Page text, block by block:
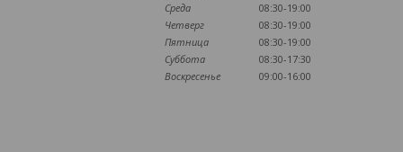
Среда
08:30-19:00
Четверг
08:30-19:00
Пятница
08:30-19:00
Суббота
08:30-17:30
Воскресенье
09:00-16:00